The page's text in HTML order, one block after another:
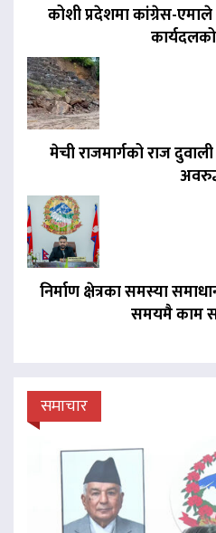
कोशी प्रदेशमा कांग्रेस-एमाले
मेची राजमार्गको राज
निर्माण क्षेत्रका समस्या
समयमै काम
समाचार